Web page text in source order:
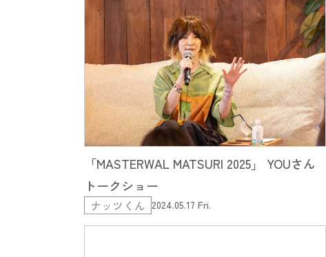
「MASTERWAL MATSURI 2025」 YOUさん
トークショー
ナッツくん 2024.05.17 Fri.